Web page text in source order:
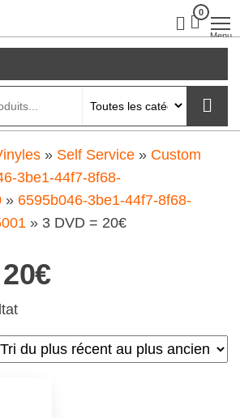
0
Menu
» Self Service » Custom
3be1-44f7-8f68-
» 6595b046-3be1-44f7-8f68-
» 3 DVD = 20€